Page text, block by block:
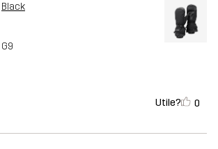
Black
G9
Utile? 0